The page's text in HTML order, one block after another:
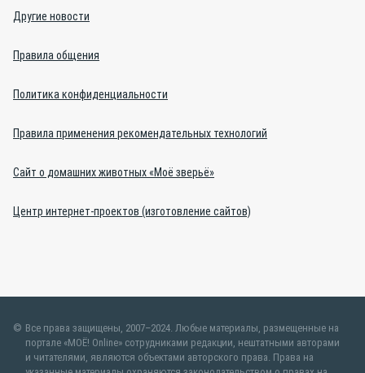
Другие новости
Правила общения
Политика конфиденциальности
Правила применения рекомендательных технологий
Сайт о домашних животных «Моё зверьё»
Центр интернет-проектов (изготовление сайтов)
Все права защищены, 2007–2024. Любые материалы, размещенные на
портале «МОЁ! Online» сотрудниками редакции, нештатными авторами
и читателями, являются объектами авторского права. Права на